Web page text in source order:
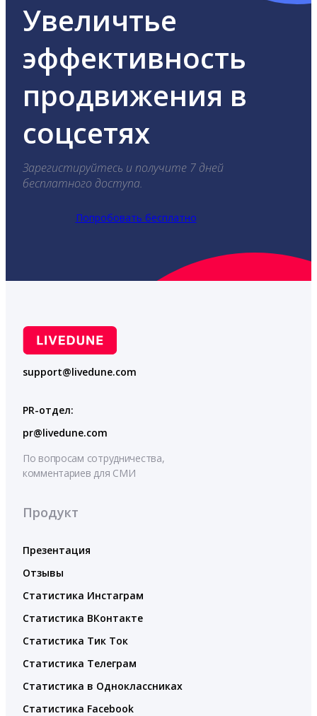
Увеличтье
эффективность
продвижения в
соцсетях
Зарегистируйтесь и получите 7 дней
бесплатного доступа.
Попробовать бесплатно
support@livedune.com
PR-отдел:
pr@livedune.com
По вопросам сотрудничества,
комментариев для СМИ
Продукт
Презентация
Отзывы
Статистика Инстаграм
Статистика ВКонтакте
Статистика Тик Ток
Статистика Телеграм
Статистика в Одноклассниках
Статистика Facebook